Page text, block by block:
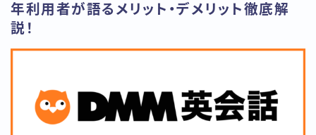
英語会議に必要な英語力を最短・最速で身につける方法
運営者情報
年利用者が語るメリット・デメリット徹底解
説！